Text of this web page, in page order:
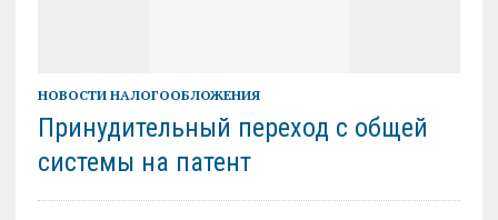
НОВОСТИ НАЛОГООБЛОЖЕНИЯ
Принудительный переход с общей
системы на патент